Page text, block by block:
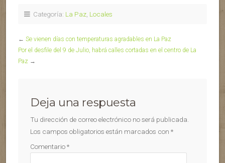
Categoría: La Paz Locales
← Se vienen días con temperaturas agradables en La Paz
Por el desfile del 9 de Julio, habrá calles cortadas en el centro de La
Paz →
Deja una respuesta
Tu dirección de correo electrónico no será publicada.
Los campos obligatorios están marcados con *
Comentario*